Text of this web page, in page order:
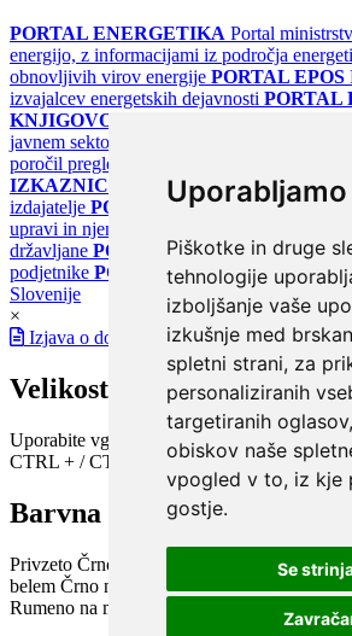
Piškotke in druge
tehnologije
izboljšanje vaše
izkušnje med
spletni strani, za
personaliziranih
targetiranih
obiskov naše
vpogled v to, iz kje
gostje.
Se
PORTAL ENERGETIKA Portal
energijo, z informacijami iz področja
obnovljivih virov energije PORTAL EPOS
izvajalcev energetskih dejavnosti PORTAL
KNJIGOVODSTVO
javnem sektorju
poročil pregledov klimatskih sistemov
IZKAZNICE
Register energetskih
izdajatelje PORTAL GOV.SI Osrednje
upravi in njenih storitvah
državljane PORTAL SPOT Državni portal
podjetnike PORTAL OPSI Državni portal
Slovenije
×
Izjava o dostopnosti
Velikost pisave
Uporabite vgrajeno funkcijo brskalnika
CTRL + / CTRL -
Barvna shema
Privzeto Črno na belem Belo na črnem Črno
belem Črno na zelenem
Rumeno na modrem
Turkizno na črnem